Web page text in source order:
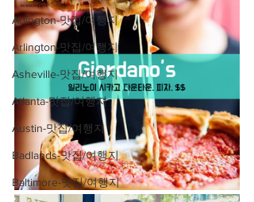
Arlington-맛집/여행지
Arlington-맛집/여행지
Asheville-맛집/여행지
Atlanta-맛집/여행지
Austin-맛집/여행지
Badlands-맛집/여행지
Baltimore-맛집/여행지